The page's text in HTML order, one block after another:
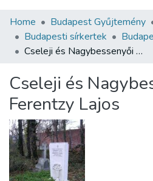
Communities & Collections
All of DSpace
About us
Home Budapest Gyűjtemény
Budapesti sírkertek
Cseleji és Nagybessenyői Ferentzy Lajos
Cseleji és
Ferentzy Lajos